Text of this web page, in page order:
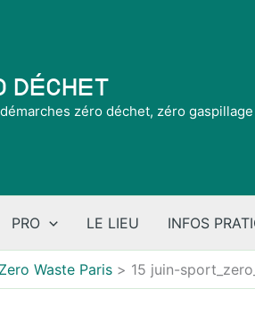
Déchet
zéro déchet, zéro gaspillage
PRO LE LIEU INFOS
Waste Paris 15 juin-